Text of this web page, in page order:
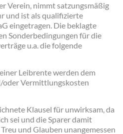
Verein, nimmt satzungsmäßig
und ist als qualifizierte
eingetragen. Die beklagte
Sonderbedingungen für die
u.a. die folgende
Leibrente werden dem
oder Vermittlungskosten
Klausel für unwirksam, da
sei und die Sparer damit
und Glauben unangemessen